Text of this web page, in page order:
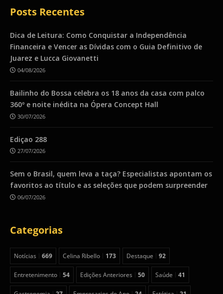
Posts Recentes
Dica de Leitura: Como Conquistar a Independência
Financeira e Vencer as Dívidas com o Guia Definitivo de
Juarez e Lucca Giovanetti
04/08/2026
Bailinho do Bossa celebra os 18 anos da casa com palco
360º e noite inédita na Ópera Concept Hall
30/07/2026
Ediçao 288
27/07/2026
Sem o Brasil, quem leva a taça? Especialistas apontam os
favoritos ao título e as seleções que podem surpreender
06/07/2026
Categorias
Notícias 669 Celina Ribello 173 Destaque 92
Entretenimento 54 Edições Anteriores 50 Saúde 41